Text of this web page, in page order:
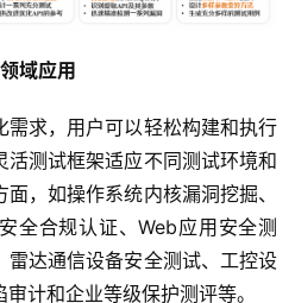
域应用
需求，用户可以轻松构建和执行
活测试框架适应不同测试环境和
，如操作系统内核漏洞挖掘、
全合规认证、Web应用安全测
雷达通信设备安全测试、工控设
计和企业等级保护测评等。